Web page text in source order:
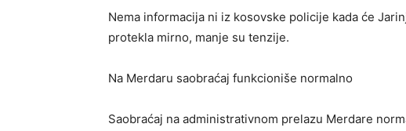
Nema informacija ni iz kosovske policije kada će
protekla mirno, manje su tenzije.
Na Merdaru saobraćaj funkcioniše normalno
Saobraćaj na administrativnom prelazu Merdare